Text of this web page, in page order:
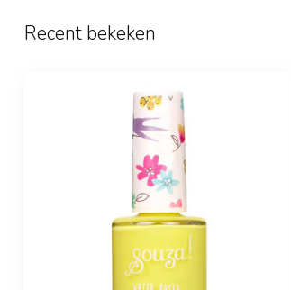
Recent bekeken